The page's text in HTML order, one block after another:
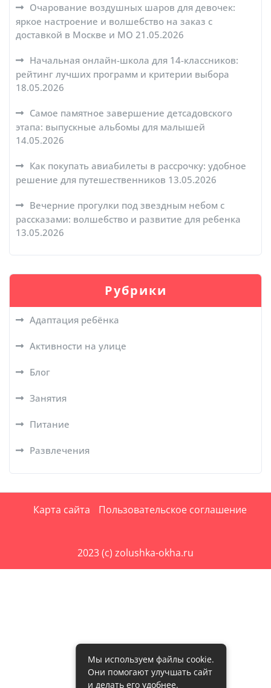
Очарование воздушных шаров для девочек:
яркое настроение и волшебство на заказ с
доставкой в Москве и МО 21.05.2026
Начальная онлайн-школа для 14-классников:
рейтинг лучших программ и критерии выбора
18.05.2026
Самое памятное завершение детсадовского
этапа: выпускные альбомы для малышей
14.05.2026
Как покупать авиабилеты в рассрочку: удобное
решение для путешественников 13.05.2026
Вечерние прогулки под звездным небом с
рассказами: волшебство и развитие для ребенка
13.05.2026
Рубрики
Адаптация ребёнка
Активности на улице
Блог
Занятия
Питание
Развлечения
Карта сайта Пользовательское соглашение
2023 (c) zolushka-okha.ru
Мы используем файлы cookie.
Они помогают улучшать сайт
и делать его удобнее.